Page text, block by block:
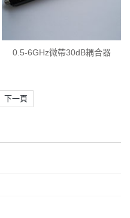
0.5-6GHz微帶30dB耦合器
下一頁